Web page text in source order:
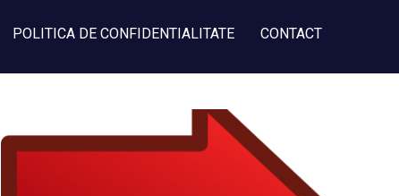
POLITICA DE CONFIDENTIALITATE CONTACT